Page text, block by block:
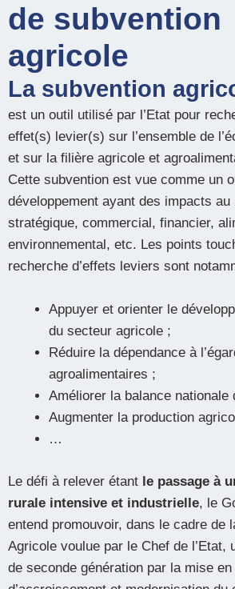
de subvention
agricole
La subvention
est un outil utilisé par l’Etat pour
effet(s) levier(s) sur l’ensemble de
et sur la filière agricole et
Cette subvention est vue comme un
développement ayant des impacts au
stratégique, commercial, financier,
environnemental, etc. Les points
recherche d’effets leviers sont
Appuyer et orienter le
du secteur agricole ;
Réduire la dépendance à
agroalimentaires ;
Améliorer la balance nationale
Augmenter la production
…
Le défi à relever étant le passage à
rurale intensive et industrielle, le
entend promouvoir, dans le cadre de
Agricole voulue par le Chef de l’Etat,
de seconde génération par la mise en